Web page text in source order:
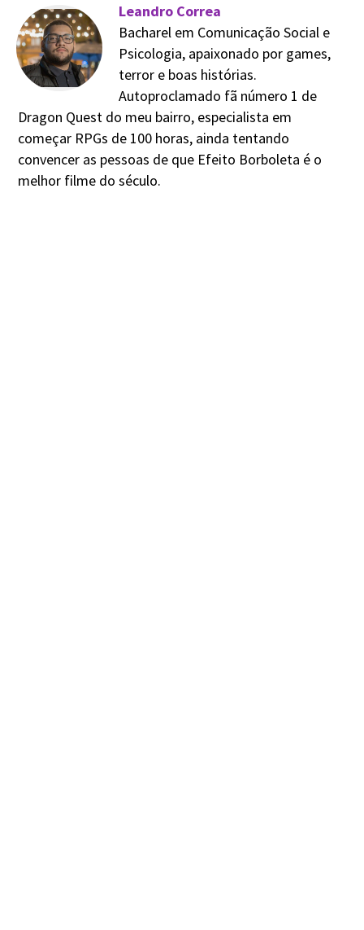
Leandro Correa
Bacharel em Comunicação Social e
Psicologia, apaixonado por games,
terror e boas histórias.
Autoproclamado fã número 1 de
Dragon Quest do meu bairro, especialista em
começar RPGs de 100 horas, ainda tentando
convencer as pessoas de que Efeito Borboleta é o
melhor filme do século.